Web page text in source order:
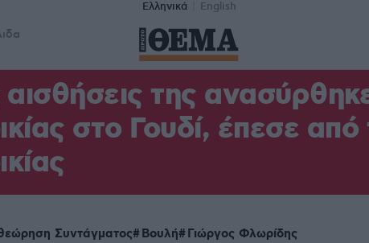
Ελληνικά English
αισθήσεις της
στο Γουδί, έπεσε
Συντάγματος Βουλή Γιώργος Φλωρίδης